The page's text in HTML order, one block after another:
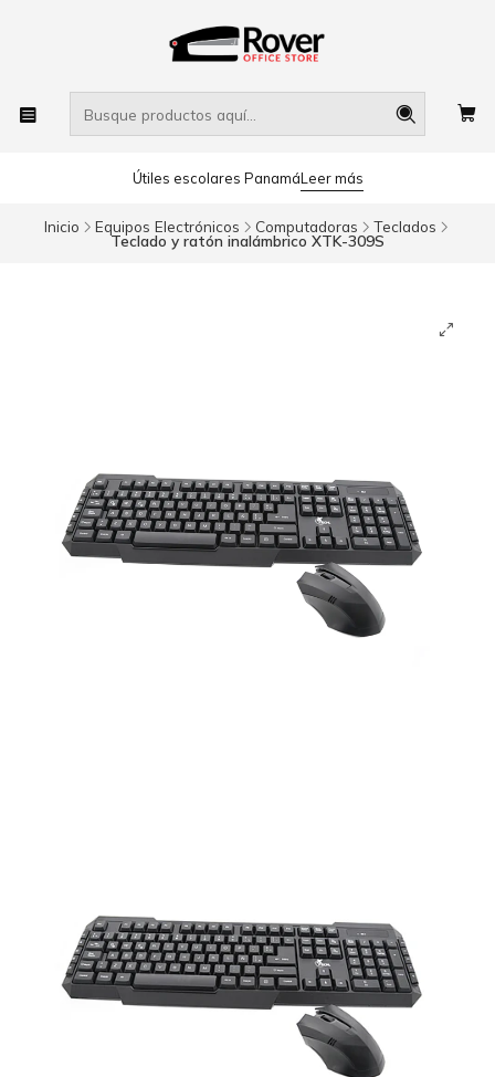
Útiles escolares PanamáLeer más
Inicio Equipos Electrónicos Computadoras Teclados
Teclado y ratón inalámbrico XTK-309S